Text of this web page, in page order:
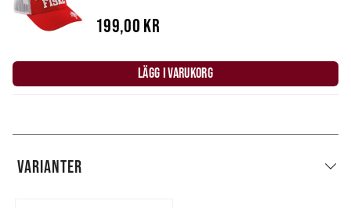
199,00 kr
LÄGG I VARUKORG
VARIANTER